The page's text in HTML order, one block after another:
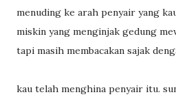
menuding ke arah penyair yang
miskin yang menginjak gedung
tapi masih membacakan sajak
kau telah menghina penyair itu.